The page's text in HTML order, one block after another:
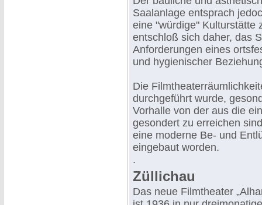
Saalanlage entsprach
eine "würdige" Kulturstätte
entschloß sich daher, das
Anforderungen eines
und hygienischer
Die
durchgeführt wurde,
Vorhalle von der aus die
gesondert zu erreichen
eine moderne Be- und
eingebaut worden.
.
Züllichau
Das neue Filmtheater